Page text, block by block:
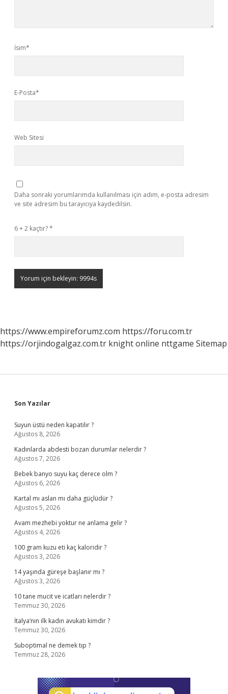
İsim*
E-Posta*
Web Sitesi
Daha sonraki yorumlarımda kullanılması için adım, e-posta adresim
ve site adresim bu tarayıcıya kaydedilsin.
6 + 2 kaçtır?*
https://www.empireforumz.com https://foru.com.tr
https://orjindogalgaz.com.tr knight online nttgame Sitemap
Sidebar
Son Yazılar
Suyun üstü neden kapatılır ?
Ağustos 8, 2026
Kadınlarda abdesti bozan durumlar nelerdir ?
Ağustos 7, 2026
Bebek banyo suyu kaç derece olm ?
Ağustos 6, 2026
Kartal mı aslan mı daha güçlüdür ?
Ağustos 5, 2026
Avam mezhebi yoktur ne anlama gelir ?
Ağustos 4, 2026
100 gram kuzu eti kaç kaloridir ?
Ağustos 3, 2026
14 yaşında güreşe başlanır mı ?
Ağustos 3, 2026
10 tane mucit ve icatları nelerdir ?
Temmuz 30, 2026
İtalya’nın ilk kadın avukatı kimdir ?
Temmuz 30, 2026
Suboptimal ne demek tıp ?
Temmuz 28, 2026